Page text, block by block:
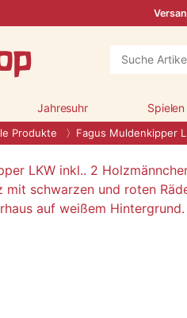
Jahresuhr Spielen
Produkte Fagus Muldenkipper